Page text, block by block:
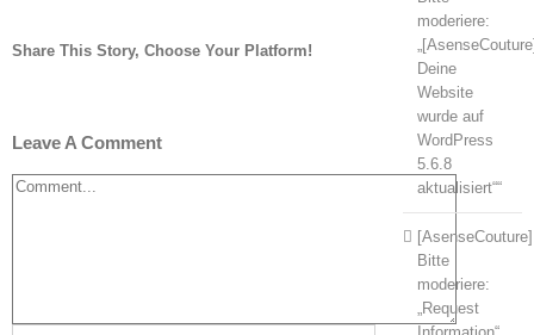
Share This Story, Choose Your Platform!
Leave A Comment
Comment
moderiere:
Deine
Website
wurde auf
WordPress
5.6.8
aktualisiert““
[AsenseCouture]
Bitte
moderiere:
„Request